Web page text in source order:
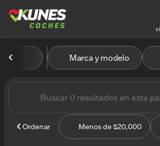
filtrar buscar
Vehículos en
Marca y modelo
Ordenar Menos de $20,000